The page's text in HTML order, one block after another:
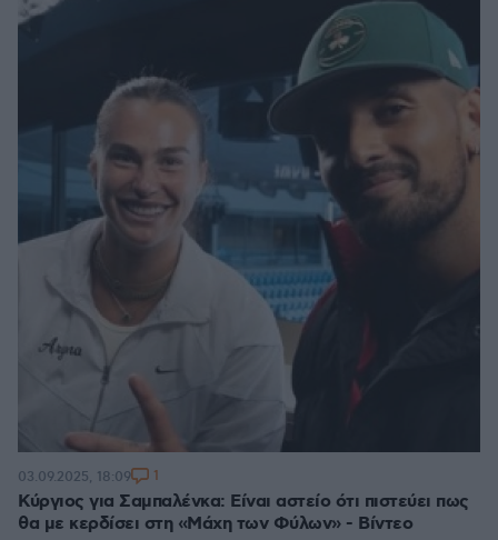
Κύργιος για Σαμπαλένκα: Είναι αστείο ότι πιστεύει πως
θα με κερδίσει στη «Μάχη των Φύλων» - Βίντεο
03.09.2025, 18:09 1